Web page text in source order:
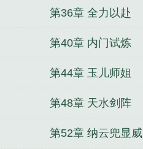
第36章 全力以赴
第40章 内门试炼
第44章 玉儿师姐
第48章 天水剑阵
第52章 纳云兜显威